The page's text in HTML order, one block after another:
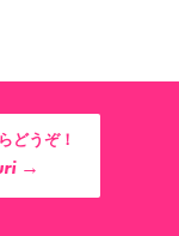
どうぞ！
→